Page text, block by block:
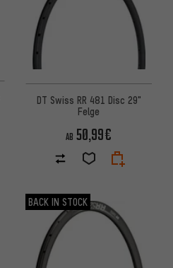
DT Swiss RR 481 Disc 29"
Felge
AB 50,99€
BACK IN STOCK